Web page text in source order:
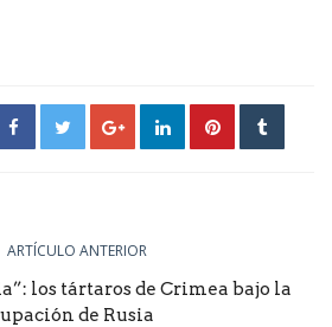
ARTÍCULO ANTERIOR
los tártaros de Crimea bajo la
de Rusia